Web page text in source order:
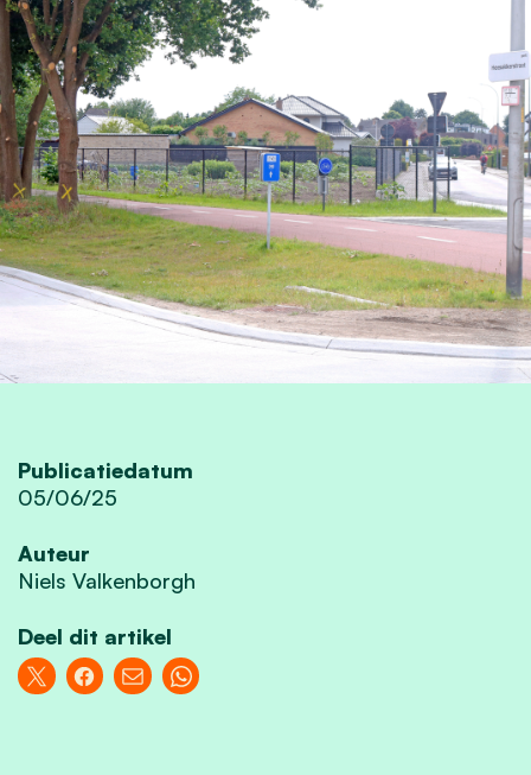
Publicatiedatum
05/06/25
Auteur
Niels Valkenborgh
Deel dit artikel